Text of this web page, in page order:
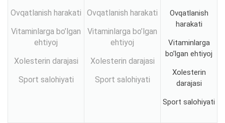
Ovqatlanish harakati
Vitaminlarga bo’lgan
ehtiyoj
Xolesterin darajasi
Sport salohiyati
Ovqatlanish harakati
Vitaminlarga bo’lgan
ehtiyoj
Xolesterin darajasi
Sport salohiyati
Ovqatlanish
harakati
Vitaminlarga
bo’lgan ehtiyoj
Xolesterin
darajasi
Sport salohiyati